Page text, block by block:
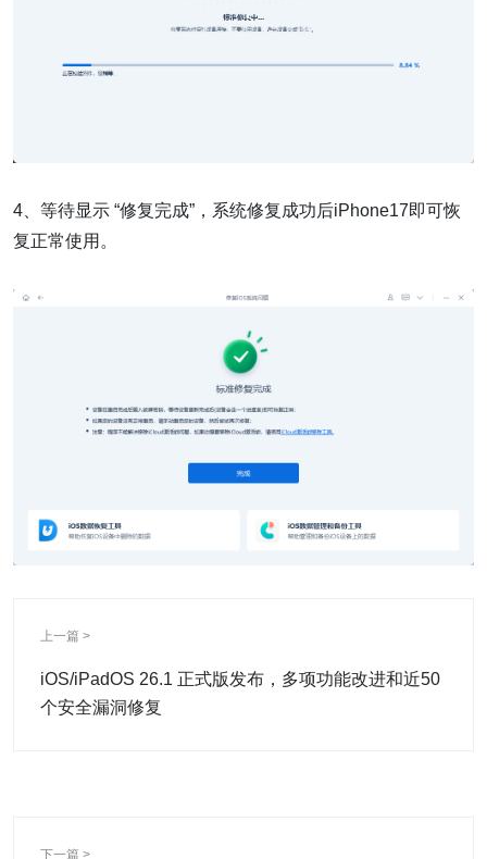
4、等待显示 “修复完成”，系统修复成功后iPhone17即可恢
复正常使用。
上一篇 >
iOS/iPadOS 26.1 正式版发布，多项功能改进和近50
个安全漏洞修复
下一篇 >